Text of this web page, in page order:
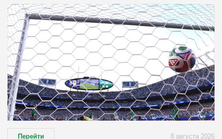
Перейти 8 августа 2026